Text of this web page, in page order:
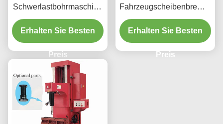
Schwerlastbohrmaschine
3.3/4kw mit einfach zu
bedienender Schnittstelle
Erhalten Sie Besten
Preis
220v/110v für die
Werkstatt T2009
Erhalten Sie Besten
Preis